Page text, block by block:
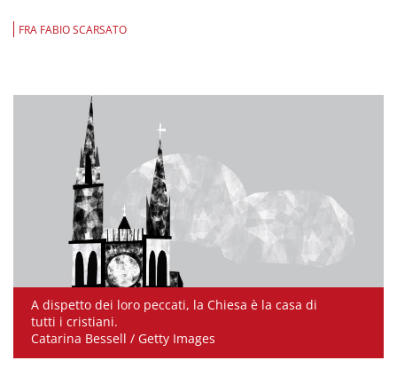
FRA FABIO SCARSATO
A dispetto dei loro peccati, la Chiesa è la casa di
tutti i cristiani.
Catarina Bessell / Getty Images